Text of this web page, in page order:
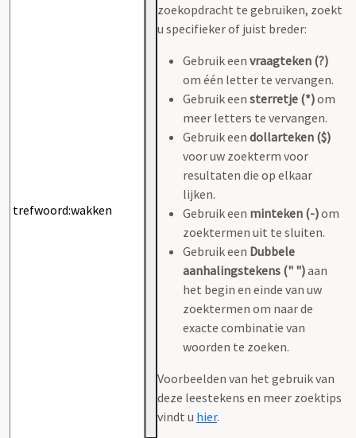
zoekopdracht te gebruiken, zoekt
u specifieker of juist breder:
Gebruik een vraagteken (?)
om één letter te vervangen.
Gebruik een sterretje (*)om
meer letters te vervangen.
Gebruik een dollarteken ($)
voor uw zoekterm voor
resultaten die op elkaar
lijken.
Gebruik een minteken (-)om
zoektermen uit te sluiten.
Gebruik een Dubbele
aanhalingstekens (" ")aan
het begin en einde van uw
zoektermen om naar de
exacte combinatie van
woorden te zoeken.
Voorbeelden van het gebruik van
deze leestekens en meer zoektips
vindt u hier.